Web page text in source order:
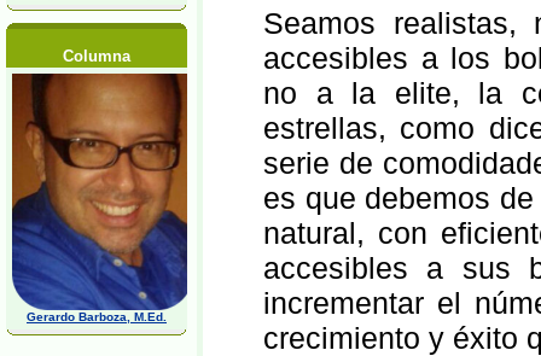
Columna
Gerardo Barboza, M.Ed.
Seamos realistas,
accesibles a los
no a la elite, la
estrellas, como
serie de
es que debemos
natural, con
accesibles a sus
incrementar el
crecimiento y éxito